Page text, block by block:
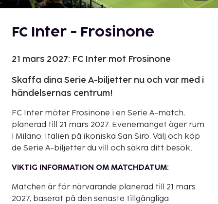
FC Inter - Frosinone
21 mars 2027: FC Inter mot Frosinone
Skaffa dina Serie A-biljetter nu och var med i
händelsernas centrum!
FC Inter möter Frosinone i en Serie A-match,
planerad till 21 mars 2027. Evenemanget äger rum
i Milano, Italien på ikoniska San Siro. Välj och köp
de Serie A-biljetter du vill och säkra ditt besök.
VIKTIG INFORMATION OM MATCHDATUM:
Matchen är för närvarande planerad till 21 mars
2027, baserat på den senaste tillgängliga